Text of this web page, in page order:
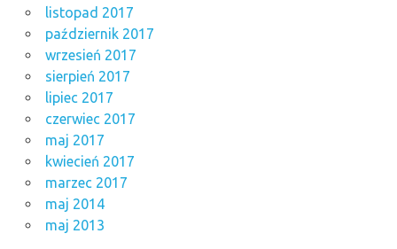
listopad 2017
październik 2017
wrzesień 2017
sierpień 2017
lipiec 2017
czerwiec 2017
maj 2017
kwiecień 2017
marzec 2017
maj 2014
maj 2013